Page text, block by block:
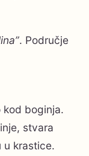
. Područje
kod boginja.
stvara
u krastice.